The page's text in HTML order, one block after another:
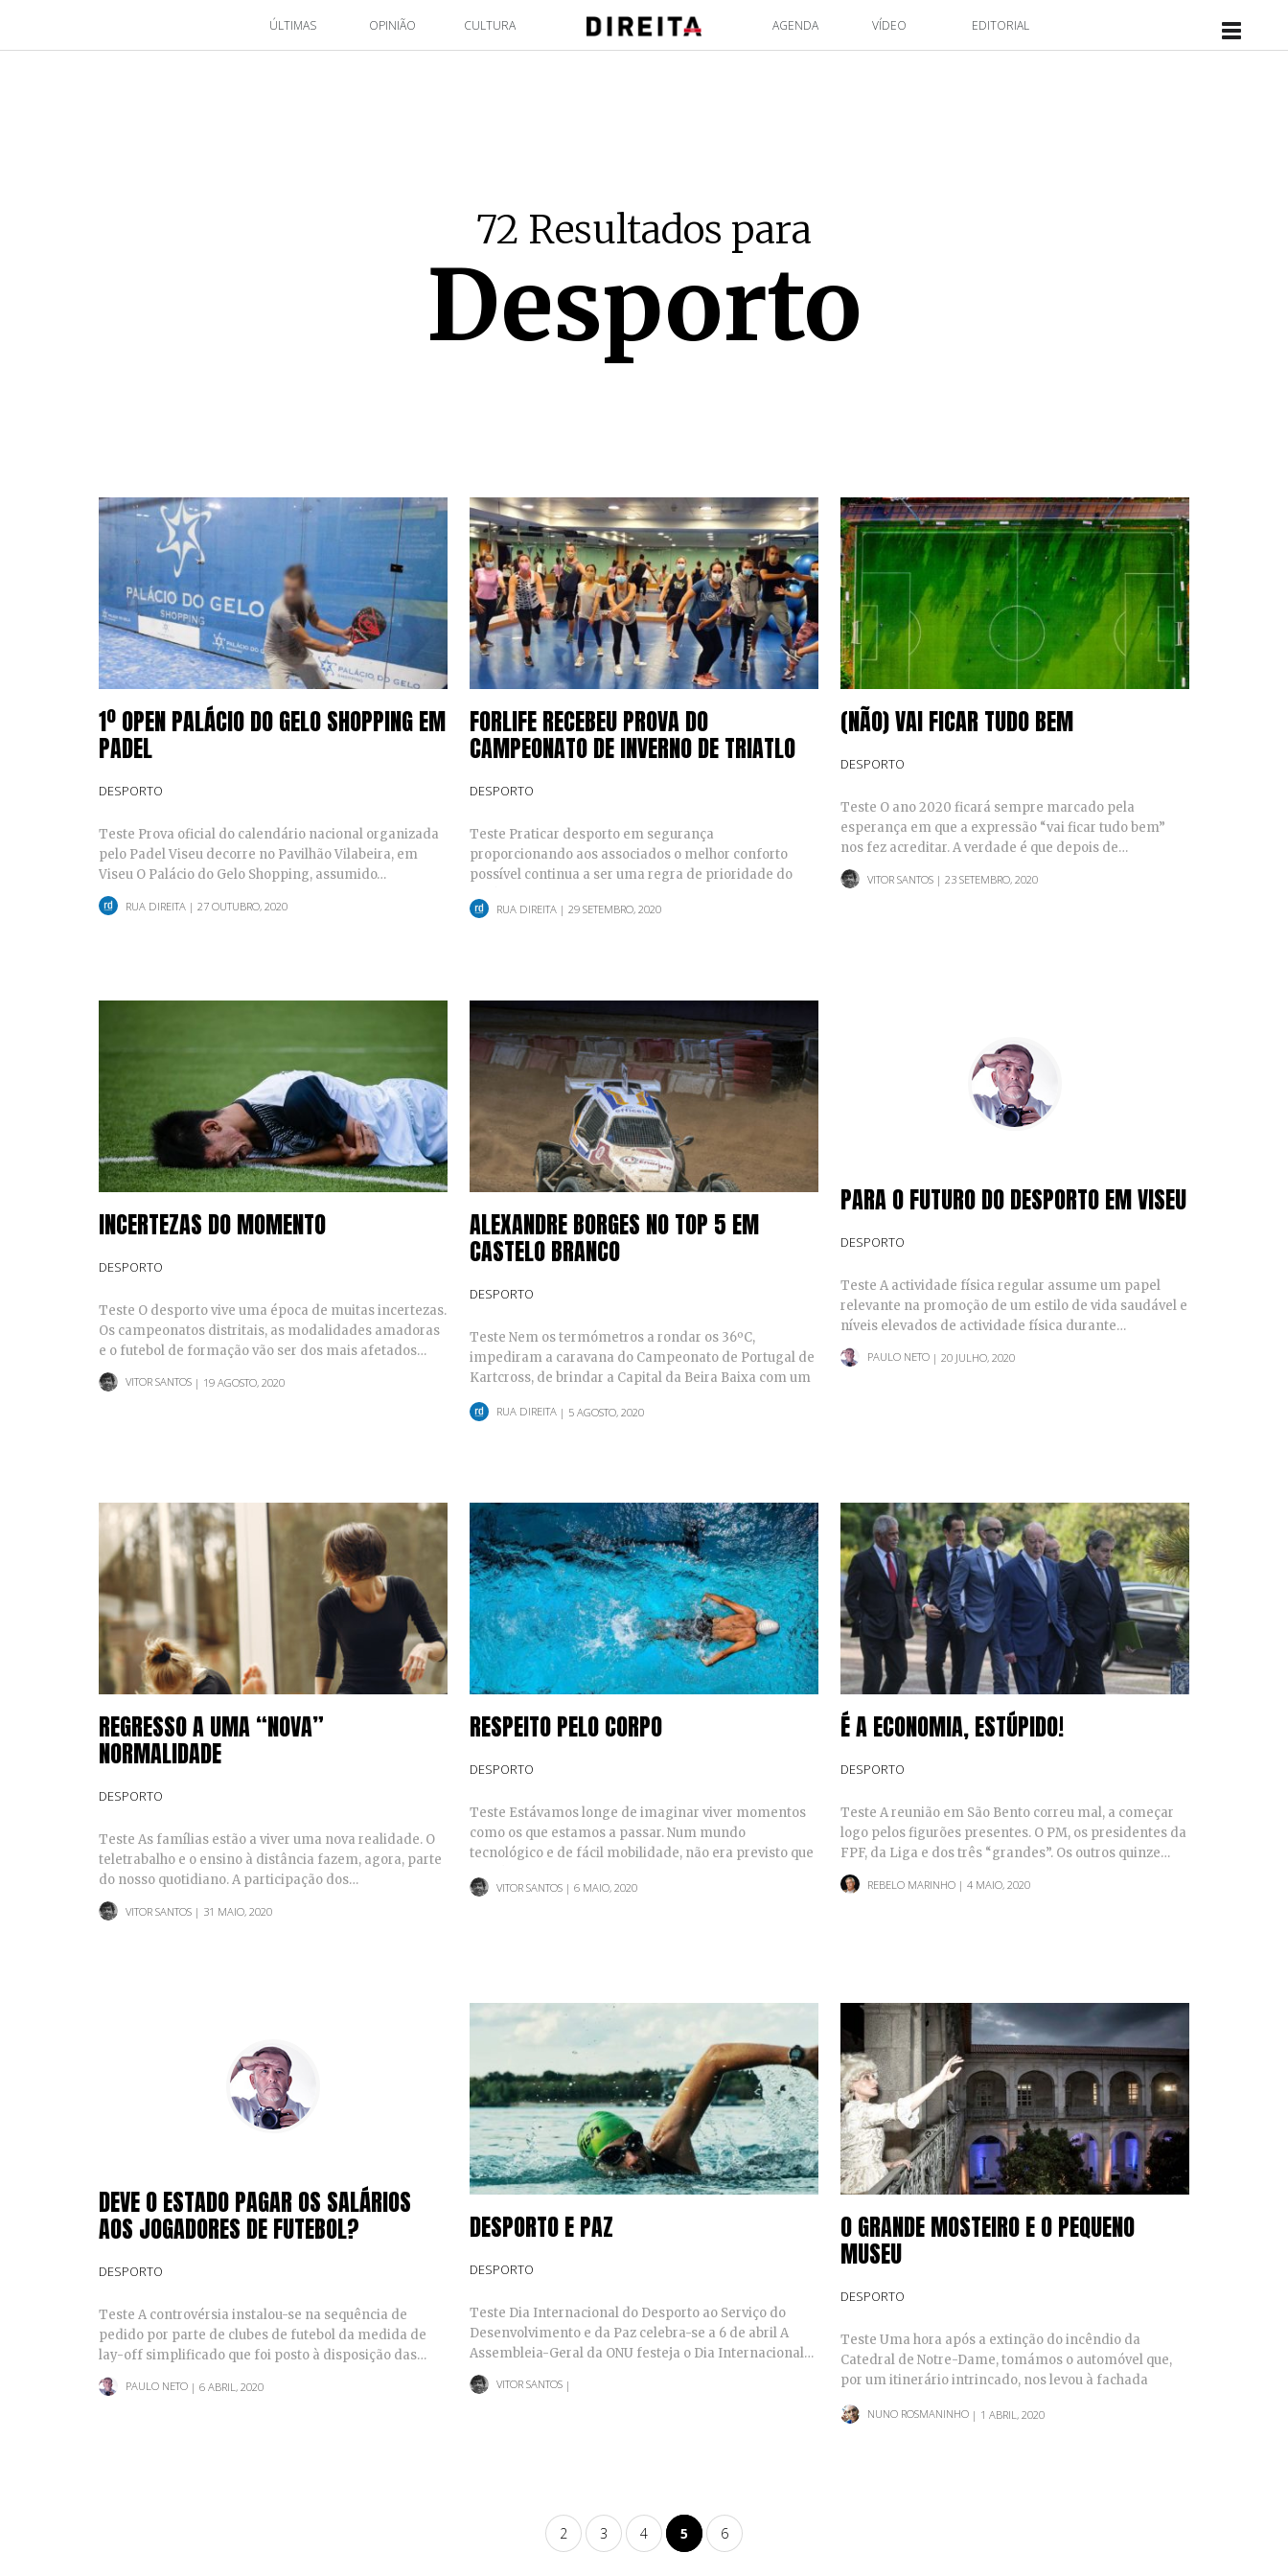
ÚLTIMAS OPINIÃO CULTURA AGENDA VÍDEO EDITORIAL
72 Resultados para
Desporto
1º OPEN PALÁCIO DO GELO SHOPPING EM
PADEL
DESPORTO
Teste Prova oficial do calendário nacional organizada
pelo Padel Viseu decorre no Pavilhão Vilabeira, em
Viseu O Palácio do Gelo Shopping, assumido…
RUA DIREITA| 27 OUTUBRO, 2020
FORLIFE RECEBEU PROVA DO
CAMPEONATO DE INVERNO DE TRIATLO
DESPORTO
Teste Praticar desporto em segurança
proporcionando aos associados o melhor conforto
possível continua a ser uma regra de prioridade do
RUA DIREITA| 29 SETEMBRO, 2020
(NÃO) VAI FICAR TUDO BEM
DESPORTO
Teste O ano 2020 ficará sempre marcado pela
esperança em que a expressão “vai ficar tudo bem”
nos fez acreditar. A verdade é que depois de…
VITOR SANTOS| 23 SETEMBRO, 2020
INCERTEZAS DO MOMENTO
DESPORTO
Teste O desporto vive uma época de muitas incertezas.
Os campeonatos distritais, as modalidades amadoras
e o futebol de formação vão ser dos mais afetados…
VITOR SANTOS| 19 AGOSTO, 2020
ALEXANDRE BORGES NO TOP 5 EM
CASTELO BRANCO
DESPORTO
Teste Nem os termómetros a rondar os 36ºC,
impediram a caravana do Campeonato de Portugal de
Kartcross, de brindar a Capital da Beira Baixa com um
RUA DIREITA| 5 AGOSTO, 2020
PARA O FUTURO DO DESPORTO EM VISEU
DESPORTO
Teste A actividade física regular assume um papel
relevante na promoção de um estilo de vida saudável e
níveis elevados de actividade física durante…
PAULO NETO| 20 JULHO, 2020
REGRESSO A UMA “NOVA”
NORMALIDADE
DESPORTO
Teste As famílias estão a viver uma nova realidade. O
teletrabalho e o ensino à distância fazem, agora, parte
do nosso quotidiano. A participação dos…
VITOR SANTOS| 31 MAIO, 2020
RESPEITO PELO CORPO
DESPORTO
Teste Estávamos longe de imaginar viver momentos
como os que estamos a passar. Num mundo
tecnológico e de fácil mobilidade, não era previsto que
VITOR SANTOS| 6 MAIO, 2020
É A ECONOMIA, ESTÚPIDO!
DESPORTO
Teste A reunião em São Bento correu mal, a começar
logo pelos figurões presentes. O PM, os presidentes da
FPF, da Liga e dos três “grandes”. Os outros quinze…
REBELO MARINHO| 4 MAIO, 2020
DEVE O ESTADO PAGAR OS SALÁRIOS
AOS JOGADORES DE FUTEBOL?
DESPORTO
Teste A controvérsia instalou-se na sequência de
pedido por parte de clubes de futebol da medida de
lay-off simplificado que foi posto à disposição das…
PAULO NETO| 6 ABRIL, 2020
DESPORTO E PAZ
DESPORTO
Teste Dia Internacional do Desporto ao Serviço do
Desenvolvimento e da Paz celebra-se a 6 de abril A
Assembleia-Geral da ONU festeja o Dia Internacional…
VITOR SANTOS|
O GRANDE MOSTEIRO E O PEQUENO
MUSEU
DESPORTO
Teste Uma hora após a extinção do incêndio da
Catedral de Notre-Dame, tomámos o automóvel que,
por um itinerário intrincado, nos levou à fachada
NUNO ROSMANINHO| 1 ABRIL, 2020
2 3 4 5 6